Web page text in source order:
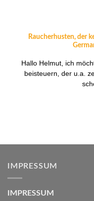
Raucherhusten, der
Hallo Helmut, ich
beisteuern, der u.a.
IMPRESSUM
IMPRESSUM